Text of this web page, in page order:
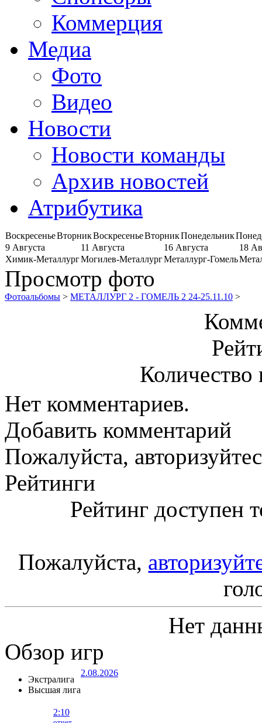
Коммерция
Медиа
Фото
Видео
Новости
Новости команды
Архив новостей
Атрибутика
ВоскресеньеВторникВоскресеньеВторникПонедельник
9 Августа
11 Августа 16 Августа
18
Химик-МеталлургМогилев-МеталлургМеталлург-Гомель
Просмотр фото
Фотоальбомы > МЕТАЛЛУРГ 2 - ГОМЕЛЬ 2 24-25.11.10 >
Нет комментариев.
Добавить комментарий
Пожалуйста,
Рейтинги
Рейтинг доступен
Пожалуйста,
Нет
Обзор игр
Экстралига
Высшая лига
2.08.2026
2:10